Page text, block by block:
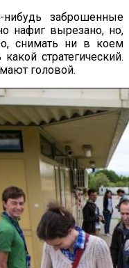
заброшенные
нафиг вырезано, но,
снимать ни в коем
стратегический.
головой.